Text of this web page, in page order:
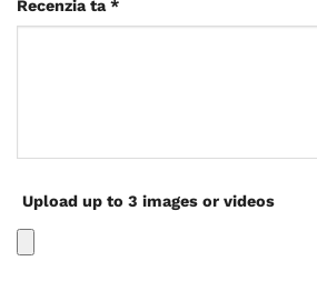
Recenzia ta *
Upload up to 3 images or videos